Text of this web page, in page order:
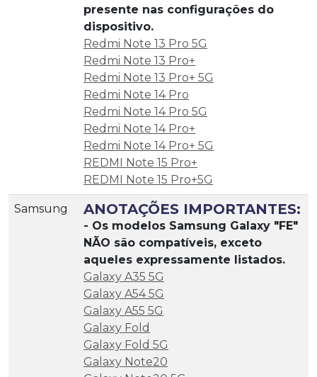
presente nas configurações do
dispositivo.
Redmi Note 13 Pro 5G
Redmi Note 13 Pro+
Redmi Note 13 Pro+ 5G
Redmi Note 14 Pro
Redmi Note 14 Pro 5G
Redmi Note 14 Pro+
Redmi Note 14 Pro+ 5G
REDMI Note 15 Pro+
REDMI Note 15 Pro+5G
Samsung ANOTAÇÕES IMPORTANTES:
- Os modelos Samsung Galaxy "FE"
NÃO são compatíveis, exceto
aqueles expressamente listados.
Galaxy A35 5G
Galaxy A54 5G
Galaxy A55 5G
Galaxy Fold
Galaxy Fold 5G
Galaxy Note20